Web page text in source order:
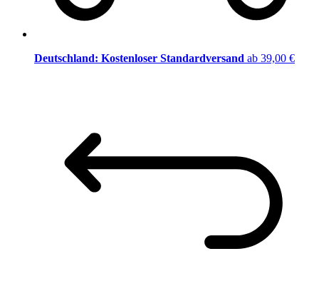
Deutschland: Kostenloser Standardversand ab 39,00 €